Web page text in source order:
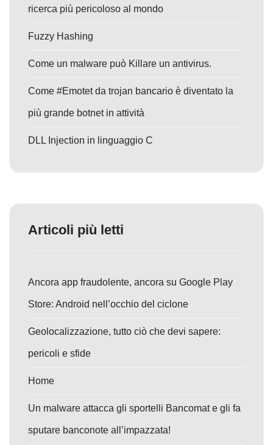
ricerca più pericoloso al mondo
Fuzzy Hashing
Come un malware può Killare un antivirus.
Come #Emotet da trojan bancario è diventato la
più grande botnet in attività
DLL Injection in linguaggio C
Articoli più letti
Ancora app fraudolente, ancora su Google Play
Store: Android nell’occhio del ciclone
Geolocalizzazione, tutto ciò che devi sapere:
pericoli e sfide
Home
Un malware attacca gli sportelli Bancomat e gli fa
sputare banconote all’impazzata!